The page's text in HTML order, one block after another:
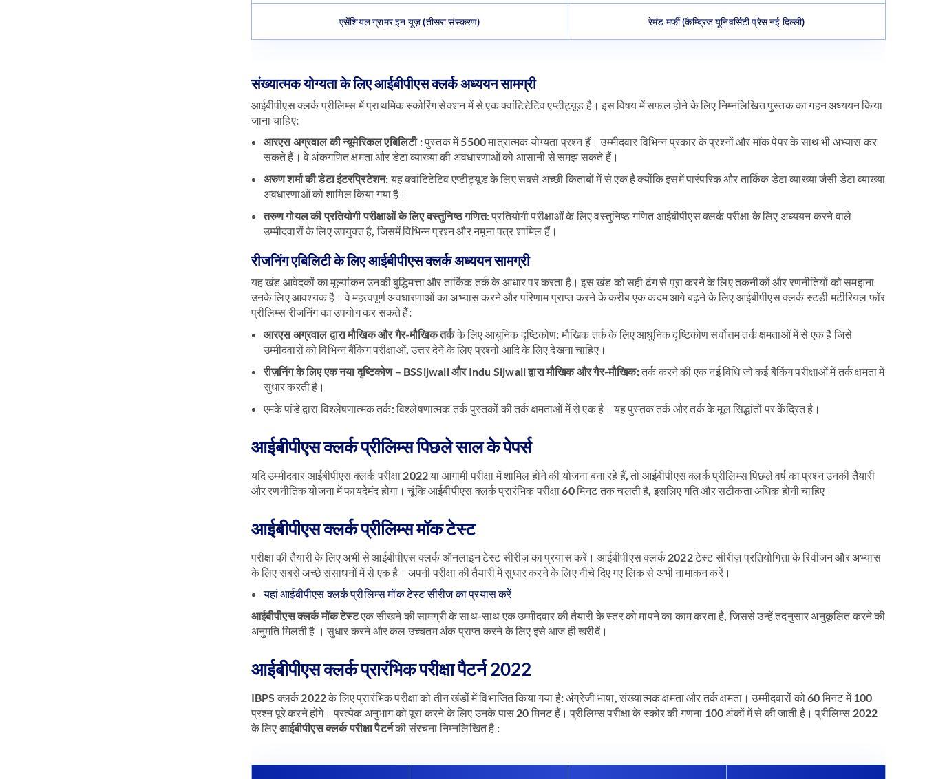
एसेंशियल ग्रामर इन यूज़ (तीसरा संस्करण) रेमंड मर्फी (कैम्ब्रिज यूनिवर्सिटी प्रेस नई दिल्ली)
संख्यात्मक योग्यता के लिए आईबीपीएस क्लर्क अध्ययन सामग्री
आईबीपीएस क्लर्क प्रीलिम्स में प्राथमिक स्कोरिंग सेक्शन में से एक क्वांटिटेटिव एप्टीट्यूड है। इस विषय में सफल होने के लिए निम्नलिखित पुस्तक का गहन अध्ययन किया
जाना चाहिए:
आरएस अग्रवाल की न्यूमेरिकल एबिलिटी: पुस्तक में 5500 मात्रात्मक योग्यता प्रश्न हैं। उम्मीदवार विभिन्न प्रकार के प्रश्नों और मॉक पेपर के साथ भी अभ्यास कर
सकते हैं। वे अंकगणित क्षमता और डेटा व्याख्या की अवधारणाओं को आसानी से समझ सकते हैं।
अरुण शर्मा की डेटा इंटरप्रिटेशन: यह क्वांटिटेटिव एप्टीट्यूड के लिए सबसे अच्छी किताबों में से एक है क्योंकि इसमें पारंपरिक और तार्किक डेटा व्याख्या जैसी डेटा व्याख्या
अवधारणाओं को शामिल किया गया है।
तरुण गोयल कीप्रतियोगी परीक्षाओं के लिए वस्तुनिष्ठ गणित: प्रतियोगी परीक्षाओं के लिए वस्तुनिष्ठ गणित आईबीपीएस क्लर्क परीक्षा के लिए अध्ययन करने वाले
उम्मीदवारों के लिए उपयुक्त है, जिसमें विभिन्न प्रश्न और नमूना पत्र शामिल हैं।
रीजनिंग एबिलिटी के लिए आईबीपीएस क्लर्क अध्ययन सामग्री
यह खंड आवेदकों का मूल्यांकन उनकी बुद्धिमत्ता और तार्किक तर्क के आधार पर करता है। इस खंड को सही ढंग से पूरा करने के लिए तकनीकों और रणनीतियों को समझना
उनके लिए आवश्यक है। वे महत्वपूर्ण अवधारणाओं का अभ्यास करने और परिणाम प्राप्त करने के करीब एक कदम आगे बढ़ने के लिए आईबीपीएस क्लर्क स्टडी मटीरियल फॉर
प्रीलिम्स रीजनिंग का उपयोग कर सकते हैं:
आरएस अग्रवाल द्वारा मौखिक और गैर-मौखिक तर्कके लिए आधुनिक दृष्टिकोण: मौखिक तर्क के लिए आधुनिक दृष्टिकोण सर्वोत्तम तर्क क्षमताओं में से एक है जिसे
उम्मीदवारों को विभिन्न बैंकिंग परीक्षाओं, उत्तर देने के लिए प्रश्नों आदि के लिए देखना चाहिए।
रीज़निंग के लिए एक नया दृष्टिकोण – BSSijwali और Indu Sijwali द्वारा मौखिक और गैर-मौखिक:तर्क करने की एक नई विधि जो कई बैंकिंग परीक्षाओं में तर्क क्षमता में
सुधार करती है।
एमके पांडे द्वारा विश्लेषणात्मक तर्क: विश्लेषणात्मक तर्क पुस्तकों की तर्क क्षमताओं में से एक है। यह पुस्तक तर्क और तर्क के मूल सिद्धांतों पर केंद्रित है।
आईबीपीएस क्लर्क प्रीलिम्स पिछले साल के पेपर्स
यदि उम्मीदवार आईबीपीएस क्लर्क परीक्षा 2022 या आगामी परीक्षा में शामिल होने की योजना बना रहे हैं, तो आईबीपीएस क्लर्क प्रीलिम्स पिछले वर्ष का प्रश्न उनकी तैयारी
और रणनीतिक योजना में फायदेमंद होगा। चूंकि आईबीपीएस क्लर्क प्रारंभिक परीक्षा 60 मिनट तक चलती है, इसलिए गति और सटीकता अधिक होनी चाहिए।
आईबीपीएस क्लर्क प्रीलिम्स मॉक टेस्ट
परीक्षा की तैयारी के लिए अभी से आईबीपीएस क्लर्क ऑनलाइन टेस्ट सीरीज़ का प्रयास करें। आईबीपीएस क्लर्क 2022 टेस्ट सीरीज़ प्रतियोगिता के रिवीजन और अभ्यास
के लिए सबसे अच्छे संसाधनों में से एक है। अपनी परीक्षा की तैयारी में सुधार करने के लिए नीचे दिए गए लिंक से अभी नामांकन करें।
यहां आईबीपीएस क्लर्क प्रीलिम्स मॉक टेस्ट सीरीज का प्रयास करें
आईबीपीएस क्लर्क मॉक टेस्टएक सीखने की सामग्री के साथ-साथ एक उम्मीदवार की तैयारी के स्तर को मापने का काम करता है, जिससे उन्हें तदनुसार अनुकूलित करने की
अनुमति मिलती है । सुधार करने और कल उच्चतम अंक प्राप्त करने के लिए इसे आज ही खरीदें।
आईबीपीएस क्लर्क प्रारंभिक परीक्षा पैटर्न 2022
IBPS क्लर्क 2022 के लिए प्रारंभिक परीक्षा को तीन खंडों में विभाजित किया गया है: अंग्रेजी भाषा, संख्यात्मक क्षमता और तर्क क्षमता। उम्मीदवारों को 60 मिनट में 100
प्रश्न पूरे करने होंगे। प्रत्येक अनुभाग को पूरा करने के लिए उनके पास 20 मिनट हैं। प्रीलिम्स परीक्षा के स्कोर की गणना 100 अंकों में से की जाती है। प्रीलिम्स 2022
के लिए आईबीपीएस क्लर्क परीक्षा पैटर्नकी संरचना निम्नलिखित है :